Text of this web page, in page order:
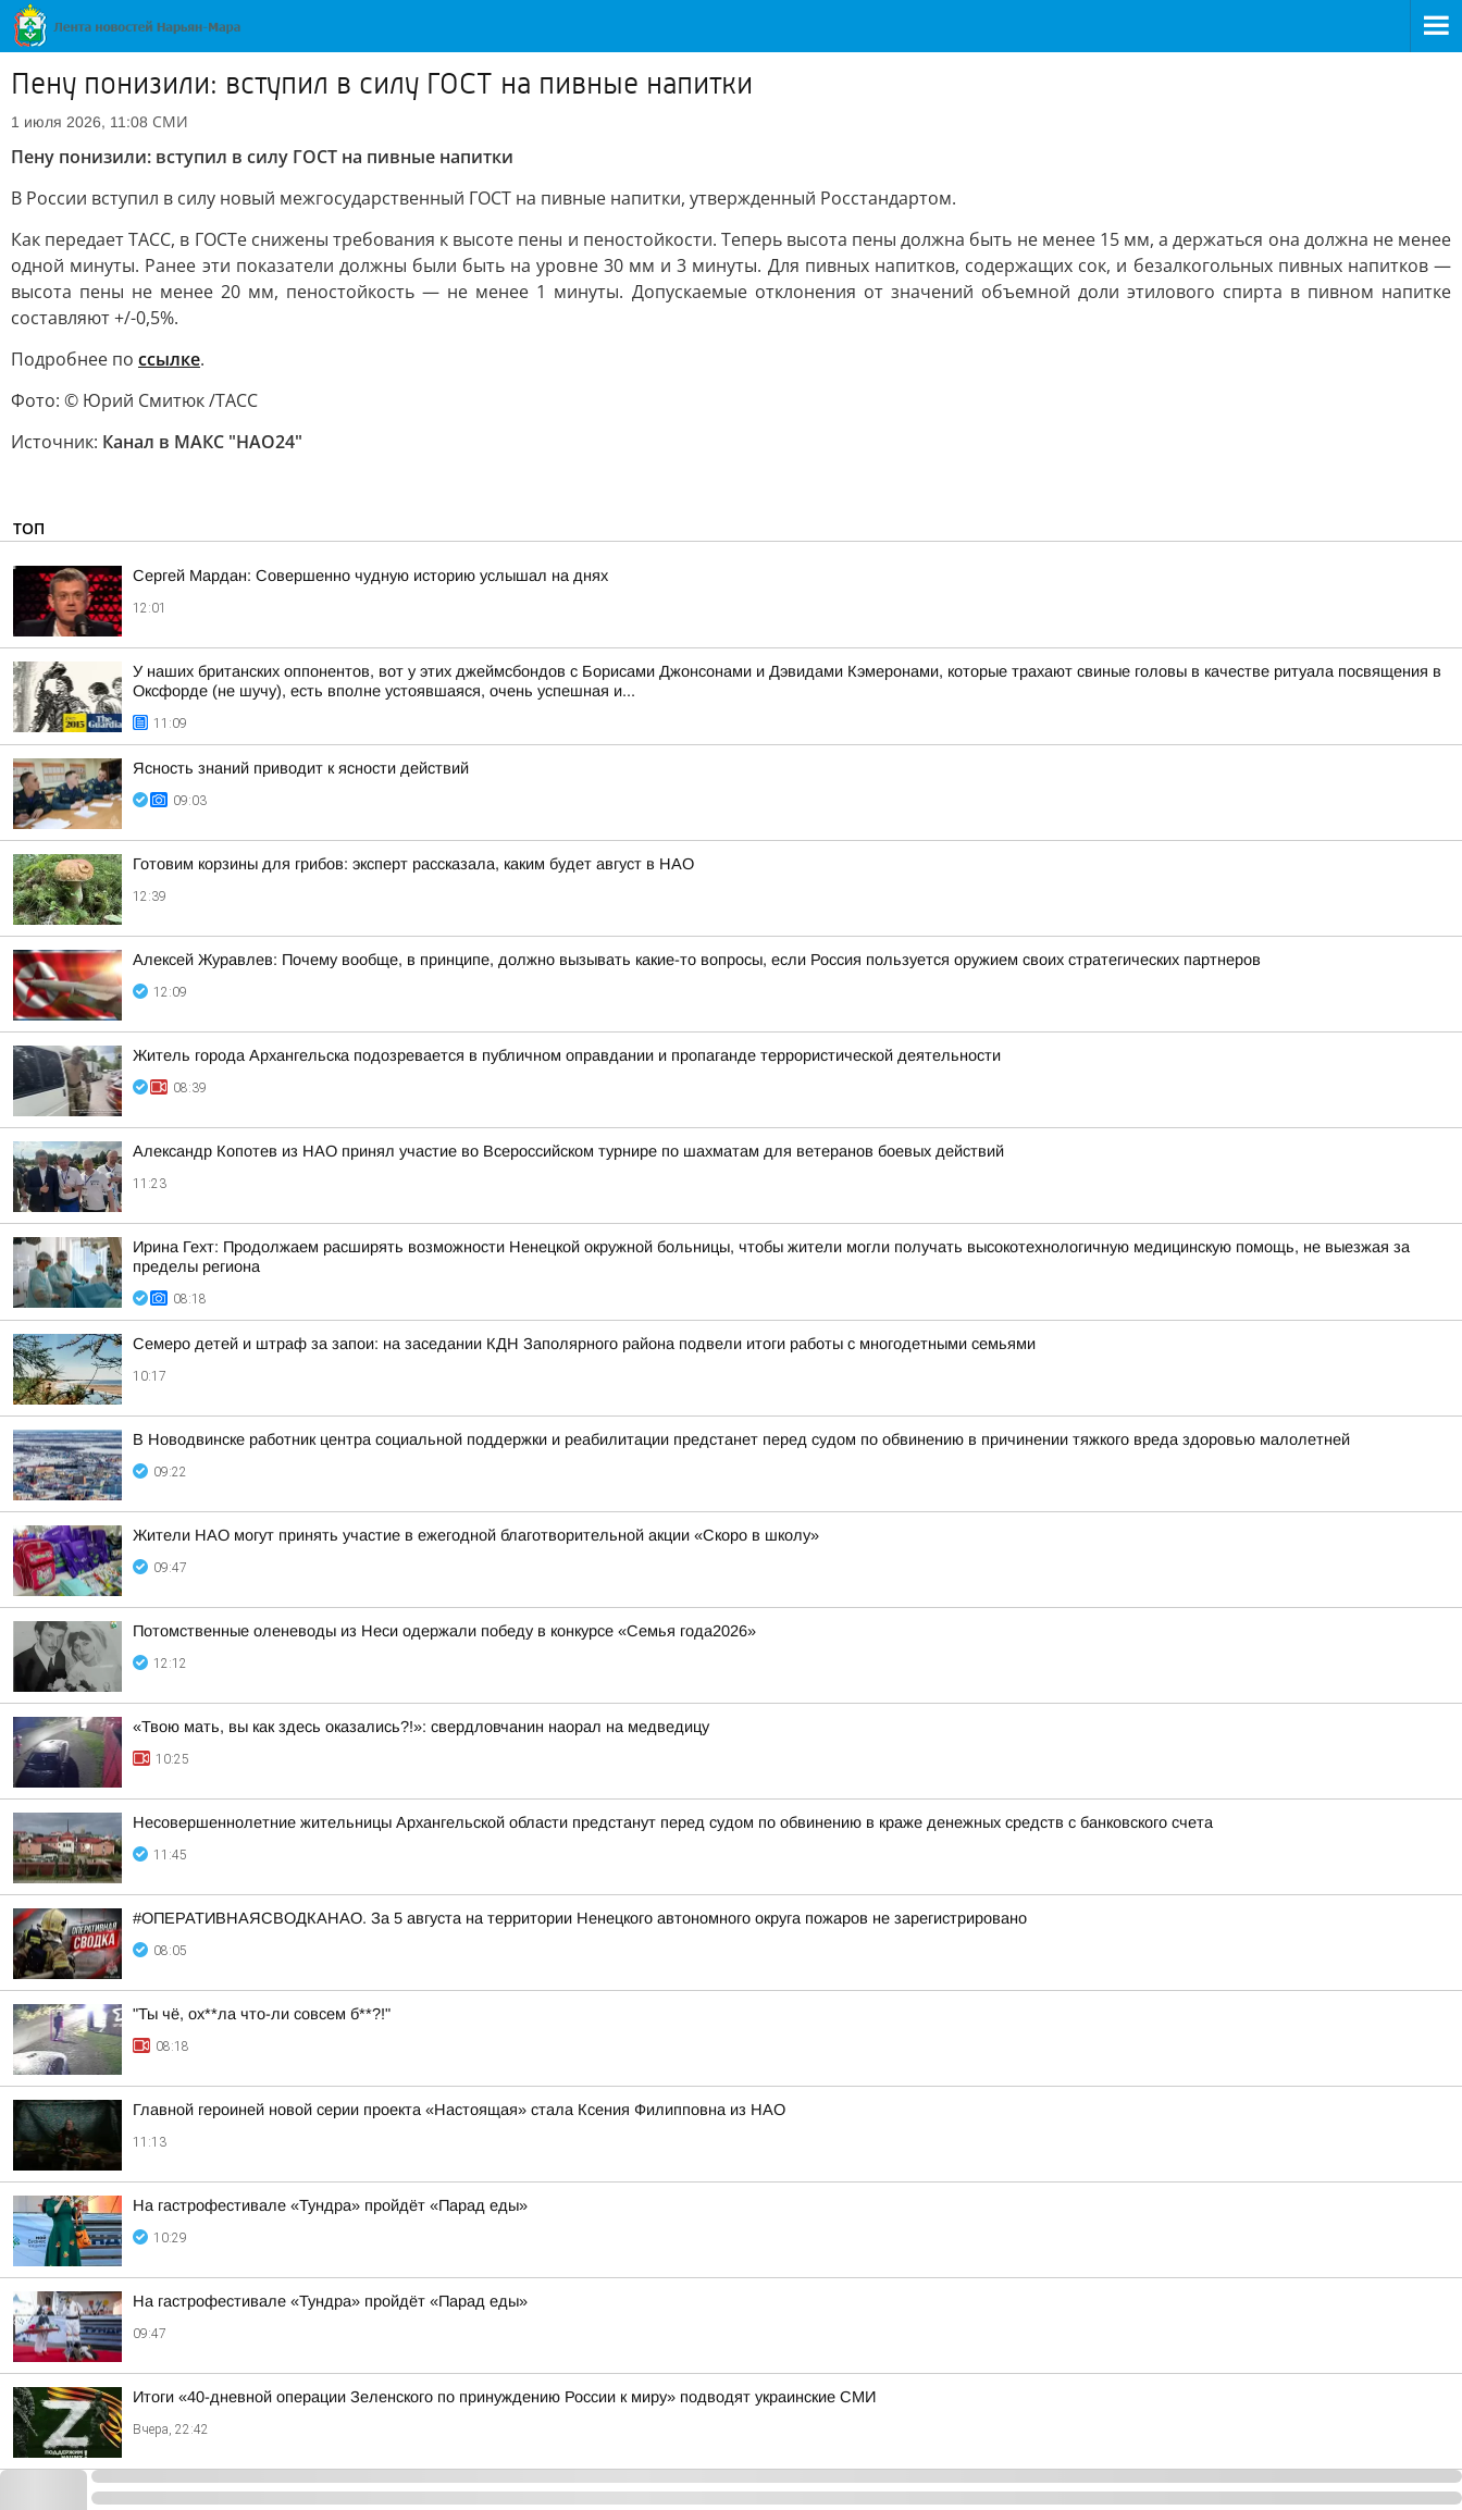
Пену понизили: вступил в силу ГОСТ на пивные напитки
1 июля 2026, 11:08 СМИ
Пену понизили: вступил в силу ГОСТ на пивные напитки
В России вступил в силу новый межгосударственный ГОСТ на пивные напитки, утвержденный Росстандартом.
Как передает ТАСС, в ГОСТе снижены требования к высоте пены и пеностойкости. Теперь высота пены должна быть не менее 15 мм, а держаться она должна не менее
одной минуты. Ранее эти показатели должны были быть на уровне 30 мм и 3 минуты. Для пивных напитков, содержащих сок, и безалкогольных пивных напитков —
высота пены не менее 20 мм, пеностойкость — не менее 1 минуты. Допускаемые отклонения от значений объемной доли этилового спирта в пивном напитке
составляют +/-0,5%.
Подробнее по ссылке.
Фото: © Юрий Смитюк /ТАСС
Источник: Канал в МАКС "НАО24"
ТОП
Сергей Мардан: Совершенно чудную историю услышал на днях
12:01
У наших британских оппонентов, вот у этих джеймсбондов с Борисами Джонсонами и Дэвидами Кэмеронами, которые трахают свиные головы в качестве ритуала посвящения в
Оксфорде (не шучу), есть вполне устоявшаяся, очень успешная и...
11:09
Ясность знаний приводит к ясности действий
09:03
Готовим корзины для грибов: эксперт рассказала, каким будет август в НАО
12:39
Алексей Журавлев: Почему вообще, в принципе, должно вызывать какие-то вопросы, если Россия пользуется оружием своих стратегических партнеров
12:09
Житель города Архангельска подозревается в публичном оправдании и пропаганде террористической деятельности
08:39
Александр Копотев из НАО принял участие во Всероссийском турнире по шахматам для ветеранов боевых действий
11:23
Ирина Гехт: Продолжаем расширять возможности Ненецкой окружной больницы, чтобы жители могли получать высокотехнологичную медицинскую помощь, не выезжая за
пределы региона
08:18
Семеро детей и штраф за запои: на заседании КДН Заполярного района подвели итоги работы с многодетными семьями
10:17
В Новодвинске работник центра социальной поддержки и реабилитации предстанет перед судом по обвинению в причинении тяжкого вреда здоровью малолетней
09:22
Жители НАО могут принять участие в ежегодной благотворительной акции «Скоро в школу»
09:47
Потомственные оленеводы из Неси одержали победу в конкурсе «Семья года2026»
12:12
«Твою мать, вы как здесь оказались?!»: свердловчанин наорал на медведицу
10:25
Несовершеннолетние жительницы Архангельской области предстанут перед судом по обвинению в краже денежных средств с банковского счета
11:45
#ОПЕРАТИВНАЯСВОДКАНАО. За 5 августа на территории Ненецкого автономного округа пожаров не зарегистрировано
08:05
"Ты чё, ох**ла что-ли совсем б**?!"
08:18
Главной героиней новой серии проекта «Настоящая» стала Ксения Филипповна из НАО
11:13
На гастрофестивале «Тундра» пройдёт «Парад еды»
10:29
На гастрофестивале «Тундра» пройдёт «Парад еды»
09:47
Итоги «40-дневной операции Зеленского по принуждению России к миру» подводят украинские СМИ
Вчера, 22:42